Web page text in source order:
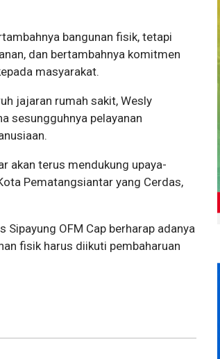
bangunan fisik, tetapi
dan bertambahnya komitmen
masyarakat.
jajaran rumah sakit, Wesly
sesungguhnya pelayanan
akan terus mendukung upaya-
Pematangsiantar yang Cerdas,
Sipayung OFM Cap berharap adanya
fisik harus diikuti pembaharuan